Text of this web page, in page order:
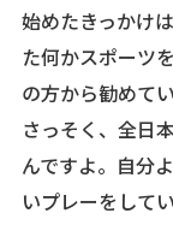
始めたきっかけ
た何かスポーツ
の方から勧めて
さっそく、全日
んですよ。自分
いプレーをして